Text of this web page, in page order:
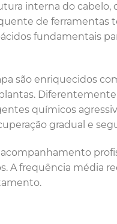
interna do cabelo,
de ferramentas
fundamentais
são enriquecidos
químicos
gradual e
A frequência média